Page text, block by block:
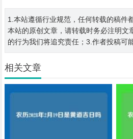
1.本站遵循行业规范，任何转载的稿件
本站的原创文章，请转载时务必注明文
的行为我们将追究责任；3.作者投稿可
相关文章